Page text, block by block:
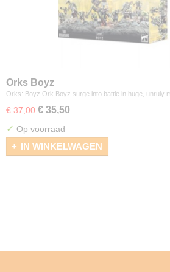
Orks Boyz
Orks: Boyz Ork Boyz surge into battle in huge, unruly
€ 37,00 € 35,50
✓ Op voorraad
IN WINKELWAGEN